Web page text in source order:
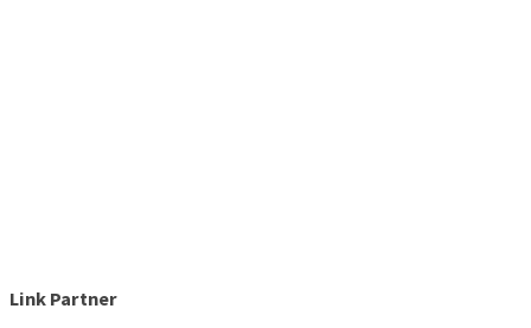
Link Partner